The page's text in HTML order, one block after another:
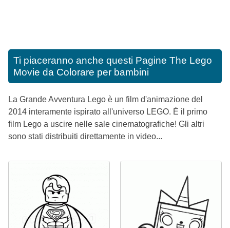
Ti piaceranno anche questi Pagine The Lego
Movie da Colorare per bambini
La Grande Avventura Lego è un film d'animazione del
2014 interamente ispirato all'universo LEGO. È il primo
film Lego a uscire nelle sale cinematografiche! Gli altri
sono stati distribuiti direttamente in video...